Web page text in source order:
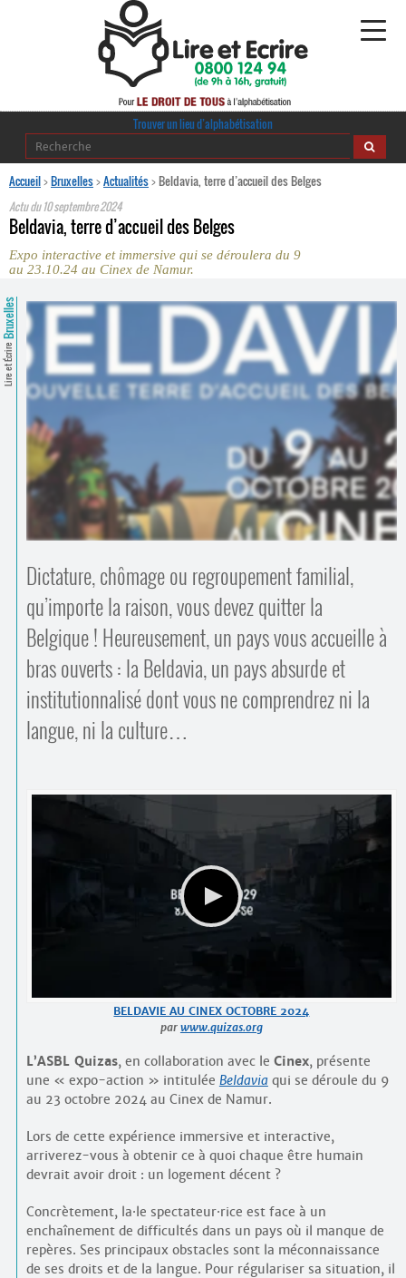
Alphabétisation
Regards croisés
·
journaldelalpha.be
Ressources pédagogiques
Comprendre et parler
Bienvenue en Belgique
Espace presse
Trouver un lieu d’alphabétisation
Trouver un lieu d’alphabétisation
Accueil>Bruxelles>Actualités>Beldavia, terre d’accueil des Belges
Actu du10 septembre 2024
Beldavia, terre d’accueil des Belges
Expo interactive et immersive qui se déroulera du 9
au 23.10.24 au Cinex de Namur.
Lire et Écrire
Bruxelles
Dictature, chômage ou regroupement familial,
qu’importe la raison, vous devez quitter la
Belgique ! Heureusement, un pays vous accueille à
bras ouverts : la Beldavia, un pays absurde et
institutionnalisé dont vous ne comprendrez ni la
langue, ni la culture…
BELDAVIE AU CINEX OCTOBRE 2024
par www.quizas.org
L’ASBL Quizas, en collaboration avec le Cinex, présente
une « expo-action » intitulée Beldaviaqui se déroule du 9
au 23 octobre 2024 au Cinex de Namur.
Lors de cette expérience immersive et interactive,
arriverez-vous à obtenir ce à quoi chaque être humain
devrait avoir droit : un logement décent ?
Concrètement, la·le spectateur·rice est face à un
enchaînement de difficultés dans un pays où il manque de
repères. Ses principaux obstacles sont la méconnaissance
de ses droits et de la langue. Pour régulariser sa situation, il